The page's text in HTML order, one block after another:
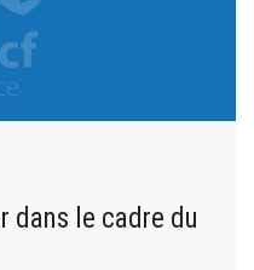
dans le cadre du